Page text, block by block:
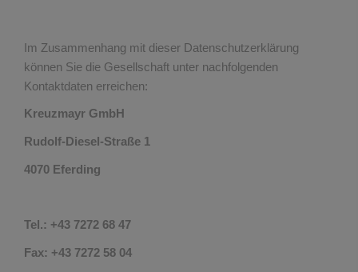
Im Zusammenhang mit dieser Datenschutzerklärung
können Sie die Gesellschaft unter nachfolgenden
Kontaktdaten erreichen:
Kreuzmayr GmbH
Rudolf-Diesel-Straße 1
4070 Eferding
Tel.: +43 7272 68 47
Fax: +43 7272 58 04